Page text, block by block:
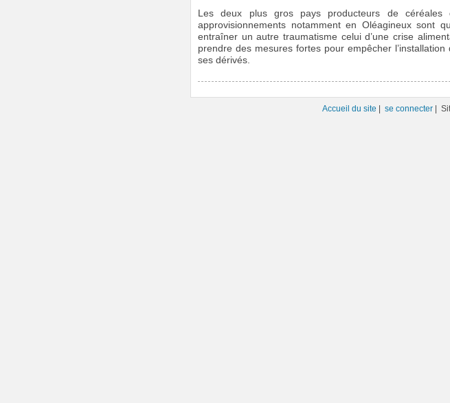
Les deux plus gros pays producteurs de
approvisionnements notamment en Oléagineux sont
entraîner un autre traumatisme celui d’une crise
prendre des mesures fortes pour empêcher
ses dérivés.
Accueil du site se connecter |